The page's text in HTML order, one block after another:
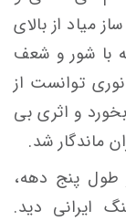
میاد از بالای
با شور و شعف
توانست از
و اثری بی
ماندگار شد.
شده در طول پنج دهه،
ایرانی دید.